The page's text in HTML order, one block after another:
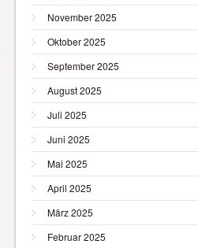
November 2025
Oktober 2025
September 2025
August 2025
Juli 2025
Juni 2025
Mai 2025
April 2025
März 2025
Februar 2025